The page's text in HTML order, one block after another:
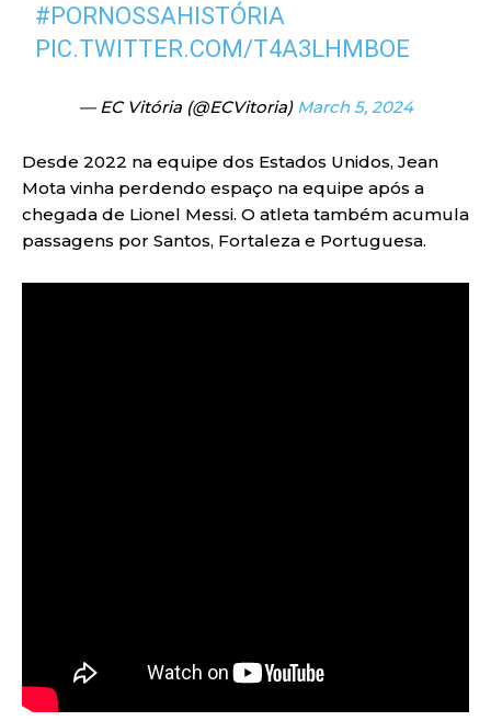
#PORNOSSAHISTÓRIA
PIC.TWITTER.COM/T4A3LHMBOE
— EC Vitória (@ECVitoria) March 5, 2024
Desde 2022 na equipe dos Estados Unidos, Jean
Mota vinha perdendo espaço na equipe após a
chegada de Lionel Messi. O atleta também acumula
passagens por Santos, Fortaleza e Portuguesa.